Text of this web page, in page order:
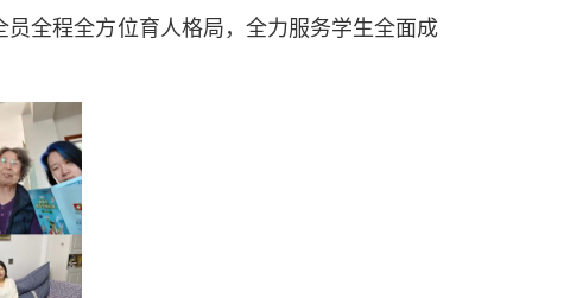
全程全方位育人格局，全力服务学生全面成